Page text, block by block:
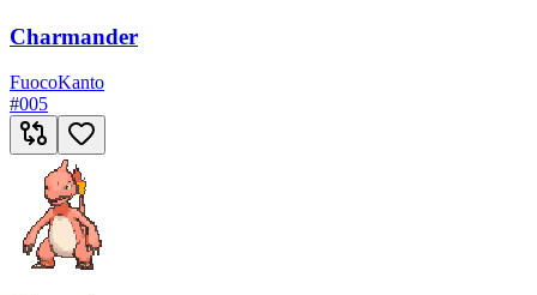
Charmander
FuocoKanto
#005